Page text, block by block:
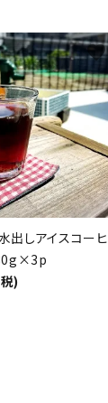
出しアイスコーヒ
)
favorite